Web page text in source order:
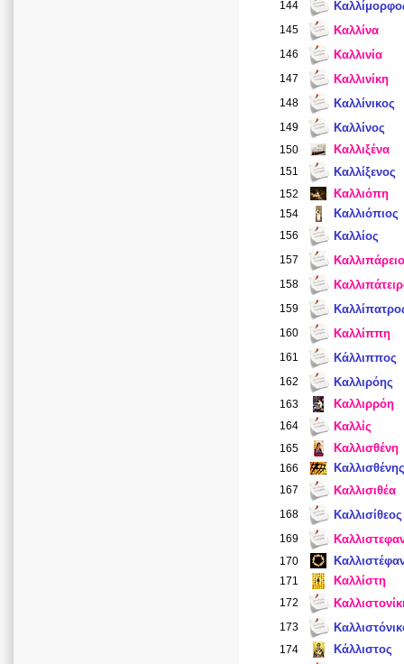
144
145 Καλλίνα
146 Καλλινία
147 Καλλινίκη
148 Καλλίνικος
149 Καλλίνος
150 Καλλιξένα
151 Καλλίξενος
152 Καλλιόπη
154 Καλλιόπιος
156 Καλλίος
157
158
159
160 Καλλίππη
161 Κάλλιππος
162 Καλλιρόης
163 Καλλιρρόη
164 Καλλίς
165 Καλλισθένη
166 Καλλισθένης
167 Καλλισιθέα
168 Καλλισίθεος
169
170
171 Καλλίστη
172
173
174 Κάλλιστος